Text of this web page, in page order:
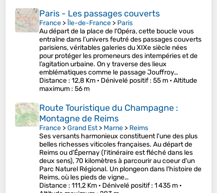
Paris - Les passages couverts
France >Île-de-France > Paris
Au départ de la place de l’Opéra, cette boucle vous
entraîne dans l’univers feutré des passages couverts
parisiens, véritables galeries du XIXe siècle nées
pour protéger les promeneurs des intempéries et de
l’agitation urbaine. On y traverse des lieux
emblématiques comme le passage Jouffroy…
Distance : 12,8 Km • Dénivelé positif: 55 m •Altitude
maximum : 56 m
Route Touristique du Champagne :
Montagne de Reims
France >Grand Est> Marne > Reims
Ses versants harmonieux constituent l'une des plus
belles richesses viticoles françaises. Au départ de
Reims ou d'Épernay (l'itinéraire est fléché dans les
deux sens), 70 kilomètres à parcourir au coeur d'un
Parc Naturel Régional. Un plongeon dans l'histoire de
Reims, où les pieds de vigne…
Distance : 111,2 Km • Dénivelé positif: 1 435 m •